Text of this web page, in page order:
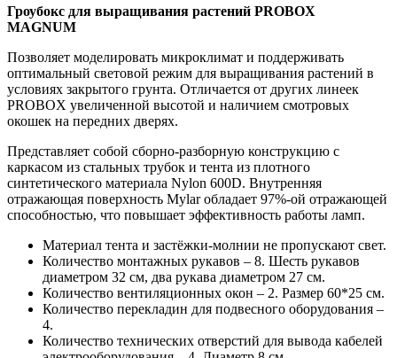
Гроубокс для выращивания растений PROBOX
MAGNUM
Позволяет моделировать микроклимат и поддерживать
оптимальный световой режим для выращивания растений в
условиях закрытого грунта. Отличается от других линеек
PROBOX увеличенной высотой и наличием смотровых
окошек на передних дверях.
Представляет собой сборно-разборную конструкцию с
каркасом из стальных трубок и тента из плотного
синтетического материала Nylon 600D. Внутренняя
отражающая поверхность Mylar обладает 97%-ой отражающей
способностью, что повышает эффективность работы ламп.
Материал тента и застёжки-молнии не пропускают свет.
Количество монтажных рукавов – 8. Шесть рукавов
диаметром 32 см, два рукава диаметром 27 см.
Количество вентиляционных окон – 2. Размер 60*25 см.
Количество перекладин для подвесного оборудования –
4.
Количество технических отверстий для вывода кабелей